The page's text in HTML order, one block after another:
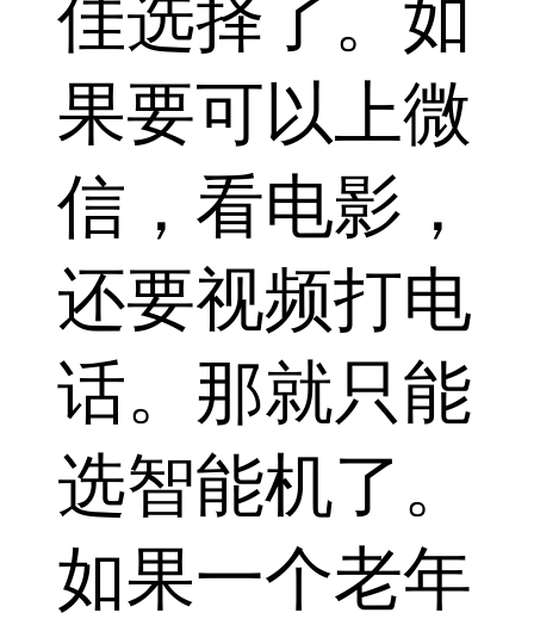
佳选择了。如
果要可以上微
信，看电影，
还要视频打电
话。那就只能
选智能机了。
如果一个老年